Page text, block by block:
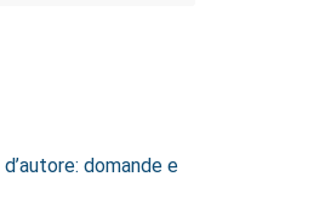
domande e